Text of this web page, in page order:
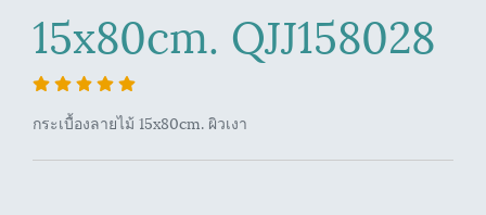
15x80cm. QJJ158028
กระเบื้องลายไม้ 15x80cm. ผิวเงา